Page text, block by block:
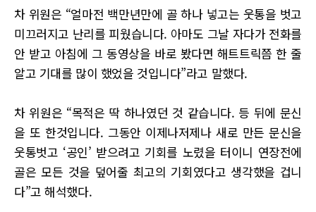
차 위원은 “얼마전 백만년만에 골 하나 넣고는 웃통을 벗고
미끄러지고 난리를 피웠습니다. 아마도 그날 자다가 전화를
안 받고 아침에 그 동영상을 바로 봤다면 해트트릭쯤 한 줄
알고 기대를 많이 했었을 것입니다”라고 말했다.
차 위원은 “목적은 딱 하나였던 것 같습니다. 등 뒤에 문신
을 또 한것입니다. 그동안 이제나저제나 새로 만든 문신을
웃통벗고 ‘공인’ 받으려고 기회를 노렸을 터이니 연장전에
골은 모든 것을 덮어줄 최고의 기회였다고 생각했을 겁니
다”고 해석했다.